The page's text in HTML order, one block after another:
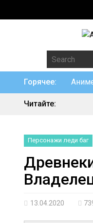
Горячее:
Читайте:
Персонажи леди баг
13.04.2020